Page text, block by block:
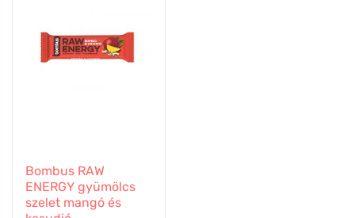
Bombus RAW
ENERGY gyümölcs
szelet mangó és